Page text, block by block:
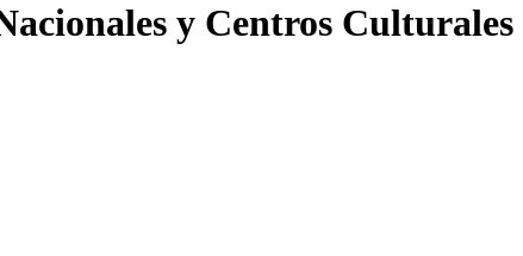
y Centros Culturales